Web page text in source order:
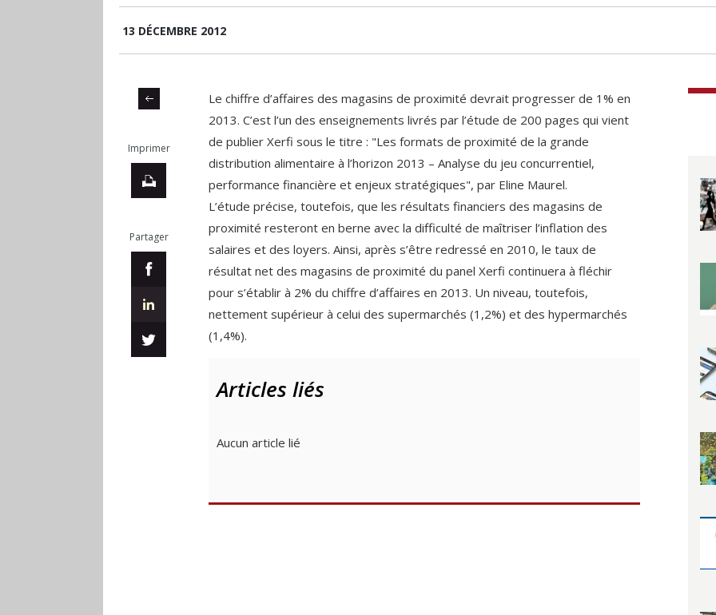
13 DÉCEMBRE 2012
Imprimer
Partager
Le chiffre d’affaires des magasins de proximité devrait progresser de 1% en
2013. C’est l’un des enseignements livrés par l’étude de 200 pages qui vient
de publier Xerfi sous le titre : "Les formats de proximité de la grande
distribution alimentaire à l’horizon 2013 – Analyse du jeu concurrentiel,
performance financière et enjeux stratégiques", par Eline Maurel.
L’étude précise, toutefois, que les résultats financiers des magasins de
proximité resteront en berne avec la difficulté de maîtriser l’inflation des
salaires et des loyers. Ainsi, après s’être redressé en 2010, le taux de
résultat net des magasins de proximité du panel Xerfi continuera à fléchir
pour s’établir à 2% du chiffre d’affaires en 2013. Un niveau, toutefois,
nettement supérieur à celui des supermarchés (1,2%) et des hypermarchés
(1,4%).
Articles liés
Aucun article lié